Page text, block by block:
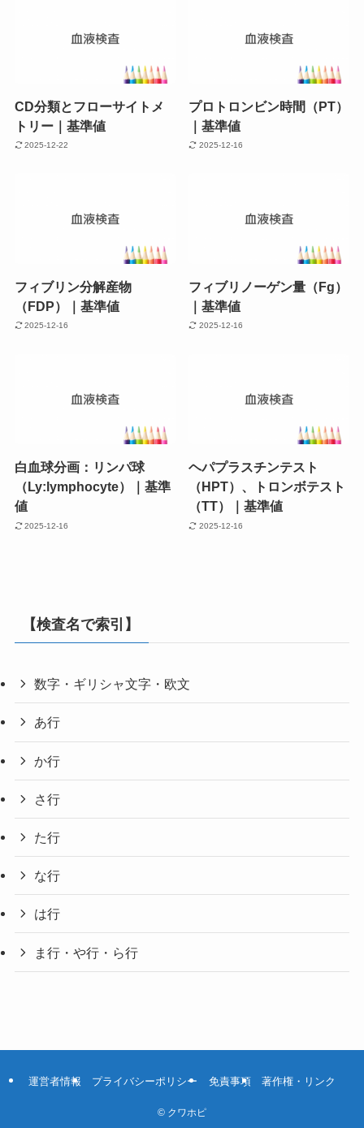
CD分類とフローサイトメ
トリー｜基準値
2025-12-22
プロトロンビン時間（PT）
｜基準値
2025-12-16
フィブリン分解産物
（FDP）｜基準値
2025-12-16
フィブリノーゲン量（Fg）
｜基準値
2025-12-16
白血球分画：リンパ球
（Ly:lymphocyte）｜基準
値
2025-12-16
ヘパプラスチンテスト
（HPT）、トロンボテスト
（TT）｜基準値
2025-12-16
【検査名で索引】
数字・ギリシャ文字・欧文
あ行
か行
さ行
た行
な行
は行
ま行・や行・ら行
運営者情報 プライバシーポリシー 免責事項 著作権・リンク
© クワホピ